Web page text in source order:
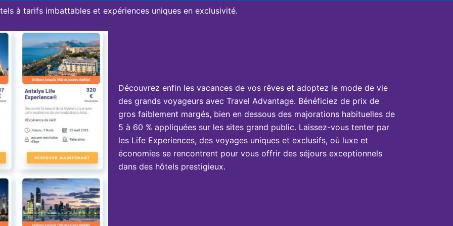
à tarifs imbattables et expériences uniques en exclusivité.
Découvrez enfin les vacances de vos rêves et adoptez le mode de vie
des grands voyageurs avec Travel Advantage. Bénéficiez de prix de
gros faiblement margés, bien en dessous des majorations habituelles de
5 à 60 % appliquées sur les sites grand public. Laissez-vous tenter par
les Life Experiences, des voyages uniques et exclusifs, où luxe et
économies se rencontrent pour vous offrir des séjours exceptionnels
dans des hôtels prestigieux.